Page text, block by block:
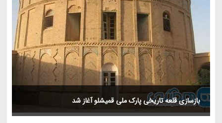
بازسازی قلعه تاریخی پارک ملی قمیشلو آغاز شد